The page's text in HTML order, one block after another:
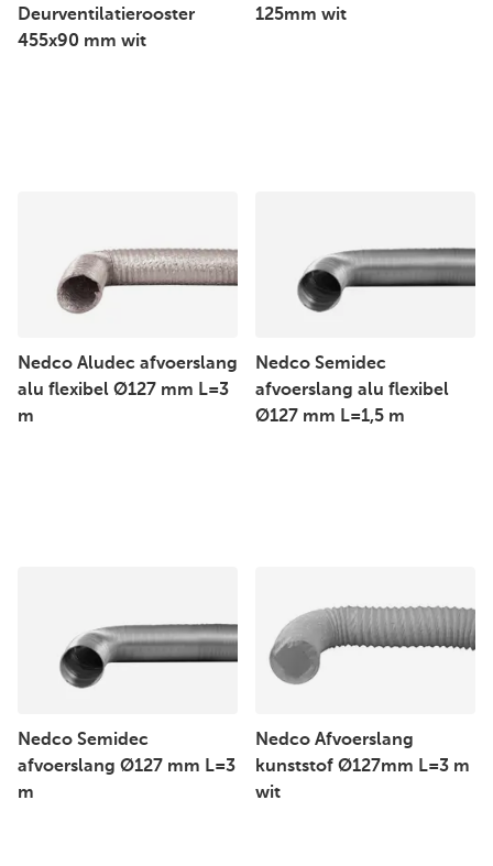
Deurventilatierooster
455x90 mm wit
125mm wit
Nedco Aludec afvoerslang
alu flexibel Ø127 mm L=3
m
Nedco Semidec
afvoerslang alu flexibel
Ø127 mm L=1,5 m
Nedco Semidec
afvoerslang Ø127 mm L=3
m
Nedco Afvoerslang
kunststof Ø127mm L=3 m
wit